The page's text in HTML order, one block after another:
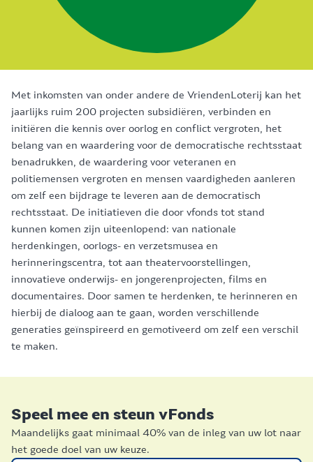
Met inkomsten van onder andere de VriendenLoterij kan het
jaarlijks ruim 200 projecten subsidiëren, verbinden en
initiëren die kennis over oorlog en conflict vergroten, het
belang van en waardering voor de democratische rechtsstaat
benadrukken, de waardering voor veteranen en
politiemensen vergroten en mensen vaardigheden aanleren
om zelf een bijdrage te leveren aan de democratisch
rechtsstaat. De initiatieven die door vfonds tot stand
kunnen komen zijn uiteenlopend: van nationale
herdenkingen, oorlogs- en verzetsmusea en
herinneringscentra, tot aan theatervoorstellingen,
innovatieve onderwijs- en jongerenprojecten, films en
documentaires. Door samen te herdenken, te herinneren en
hierbij de dialoog aan te gaan, worden verschillende
generaties geïnspireerd en gemotiveerd om zelf een verschil
te maken.
Speel mee en steun vFonds
Maandelijks gaat minimaal 40% van de inleg van uw lot naar
het goede doel van uw keuze.